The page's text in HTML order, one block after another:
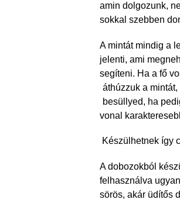
amin dolgozunk,
sokkal szebben
A mintát mindig a
jelenti, ami
segíteni. Ha a fő
áthúzzuk a
besüllyed, ha
vonal
Készülhetnek így
A dobozokból
felhasználva
sörös, akár üdítős